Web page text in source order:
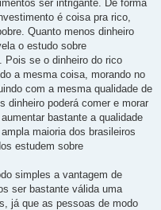
ser intrigante. De forma
é coisa pra rico,
Quanto menos dinheiro
o estudo sobre
Pois se o dinheiro do rico
a mesma coisa, morando no
com a mesma qualidade de
dinheiro poderá comer e morar
bastante a qualidade
maioria dos brasileiros
estudem sobre
simples a vantagem de
ser bastante válida uma
já que as pessoas de modo